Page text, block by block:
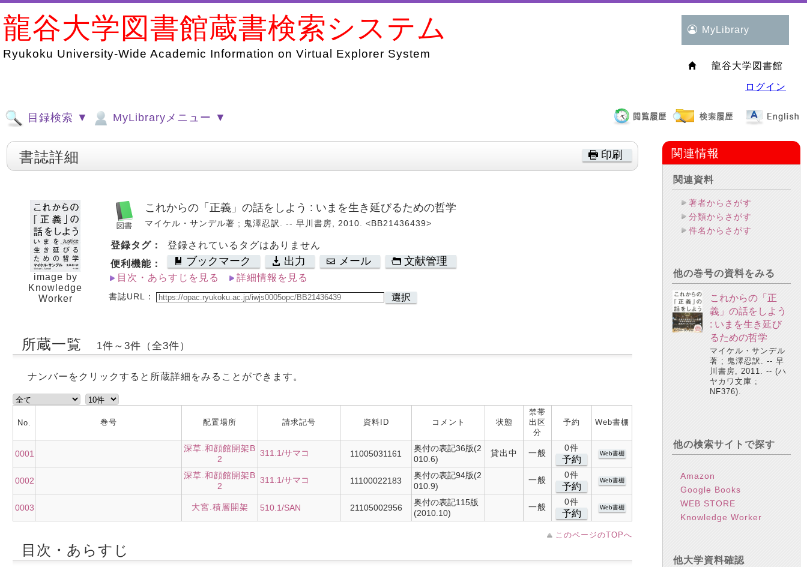
龍谷大学図書館蔵書検索システム
Ryukoku University-Wide Academic Information on Virtual Explorer System
MyLibrary
龍谷大学図書館
ログイン
目録検索 ▼ MyLibraryメニュー ▼
印刷
書誌詳細
image by
Knowledge
Worker
これからの「正義」の話をしよう : いまを生き延びるための哲学
マイケル・サンデル著 ; 鬼澤忍訳. -- 早川書房, 2010. <BB21436439>
登録タグ：
登録されているタグはありません
便利機能：
ブックマーク 出力 メール 文献管理
目次・あらすじを見る 詳細情報を見る
書誌URL： 選択
所蔵一覧 1件～3件（全3件）
ナンバーをクリックすると所蔵詳細をみることができます。
No. 巻号 配置場所 請求記号 資料ID コメント 状態
禁帯
出区
分
予約 Web書棚
0001
深草.和顔館開架B
2
311.1/サマコ 11005031161
奥付の表記36版(2
010.6)
貸出中 一般
0件
予約
Web書棚
0002
深草.和顔館開架B
2
311.1/サマコ 11100022183
奥付の表記94版(2
010.9)
一般
0件
予約
Web書棚
0003 大宮.積層開架 510.1/SAN 21105002956
奥付の表記115版
(2010.10)
一般
0件
予約
Web書棚
このページのTOPへ
目次・あらすじ
関連情報
関連資料
著者からさがす
分類からさがす
件名からさがす
他の巻号の資料をみる
これからの「正
義」の話をしよう
: いまを生き延び
るための哲学
マイケル・サンデル
著 ; 鬼澤忍訳. -- 早
川書房, 2011. -- (ハ
ヤカワ文庫 ;
NF376).
他の検索サイトで探す
Amazon
Google Books
WEB STORE
Knowledge Worker
他大学資料確認